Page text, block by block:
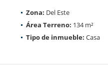
Zona: Del Este
Área Terreno: 134 m²
Tipo de inmueble: Casa